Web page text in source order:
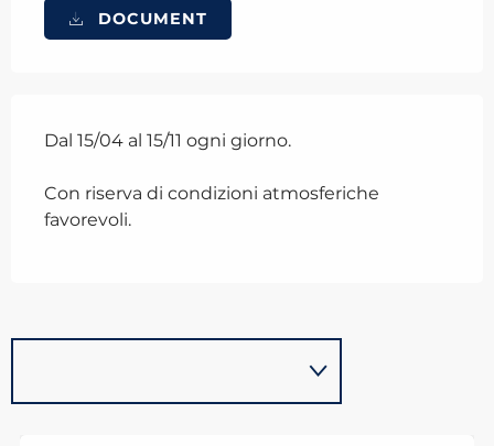
DOCUMENT
Dal 15/04 al 15/11 ogni giorno.
Con riserva di condizioni atmosferiche
favorevoli.